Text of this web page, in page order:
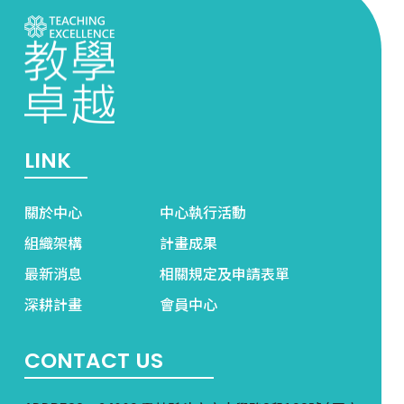
LINK
關於中心
中心執行活動
組織架構
計畫成果
最新消息
相關規定及申請表單
深耕計畫
會員中心
CONTACT US